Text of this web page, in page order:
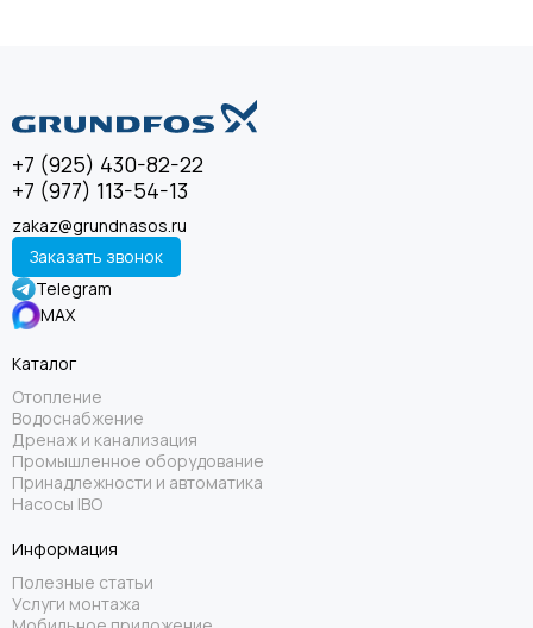
+7 (925) 430-82-22
+7 (977) 113-54-13
zakaz@grundnasos.ru
Заказать звонок
Telegram
MAX
Каталог
Отопление
Водоснабжение
Дренаж и канализация
Промышленное оборудование
Принадлежности и автоматика
Насосы IBO
Информация
Полезные статьи
Услуги монтажа